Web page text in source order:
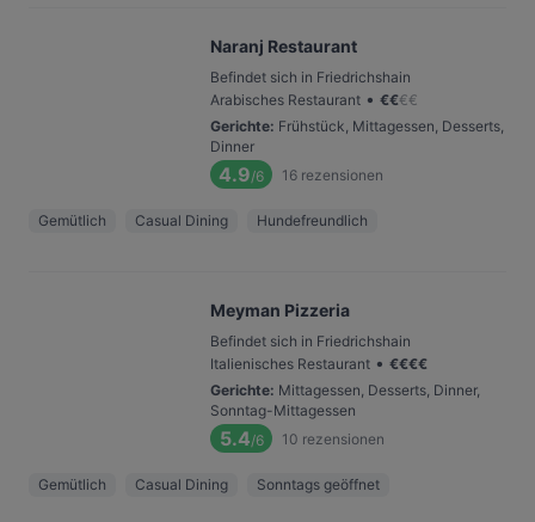
Naranj Restaurant
Befindet sich in Friedrichshain
Arabisches Restaurant • €€€€
Gerichte: Frühstück, Mittagessen, Desserts,
Dinner
4.9/6 16 rezensionen
Gemütlich Casual Dining Hundefreundlich
Meyman Pizzeria
Befindet sich in Friedrichshain
Italienisches Restaurant • €€€€
Gerichte: Mittagessen, Desserts, Dinner,
Sonntag-Mittagessen
5.4/6 10 rezensionen
Gemütlich Casual Dining Sonntags geöffnet